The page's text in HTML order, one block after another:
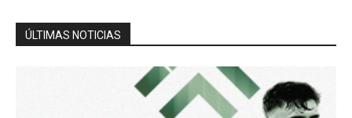
ÚLTIMAS NOTICIAS